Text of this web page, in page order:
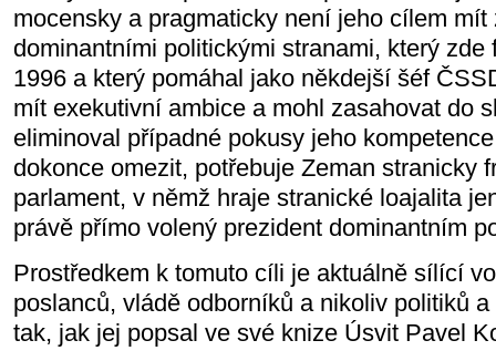
mocensky a pragmaticky není jeho cílem mít
dominantními politickými stranami, který zde
1996 a který pomáhal jako někdejší šéf
mít exekutivní ambice a mohl zasahovat do
eliminoval případné pokusy jeho
dokonce omezit, potřebuje Zeman stranicky
parlament, v němž hraje stranické loajalita
právě přímo volený prezident dominantním
Prostředkem k tomuto cíli je aktuálně sílící
poslanců, vládě odborníků a nikoliv politiků
tak, jak jej popsal ve své knize Úsvit Pavel